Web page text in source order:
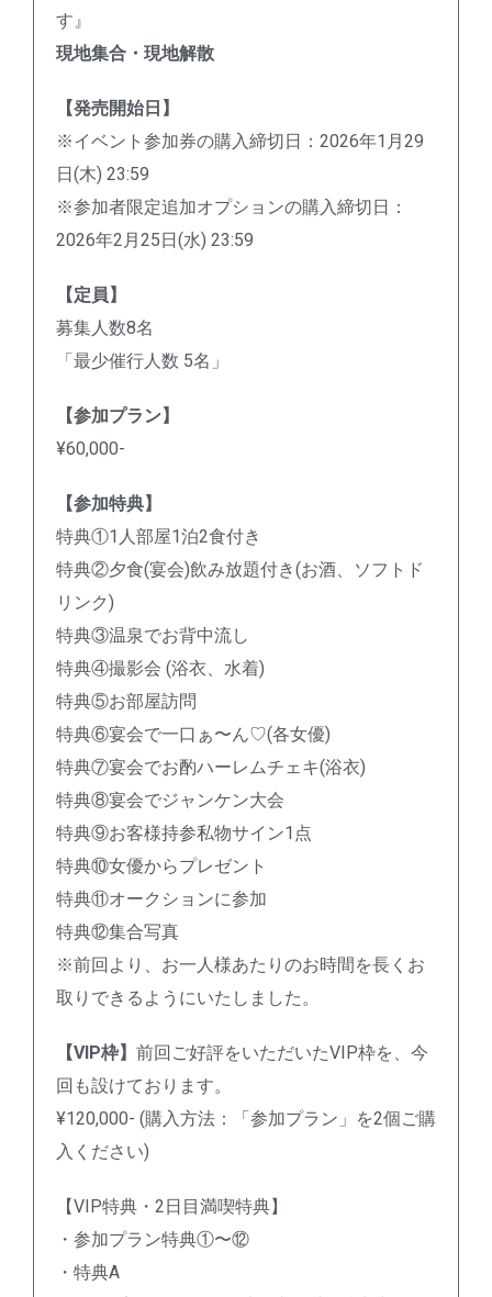
す』
現地集合・現地解散
【発売開始日】
※イベント参加券の購入締切日：2026年1月29
日(木) 23:59
※参加者限定追加オプションの購入締切日：
2026年2月25日(水) 23:59
【定員】
募集人数8名
「最少催行人数 5名」
【参加プラン】
¥60,000-
【参加特典】
特典①1人部屋1泊2食付き
特典②夕食(宴会)飲み放題付き(お酒、ソフトド
リンク)
特典③温泉でお背中流し
特典④撮影会 (浴衣、水着)
特典⑤お部屋訪問
特典⑥宴会で一口ぁ〜ん♡(各女優)
特典⑦宴会でお酌ハーレムチェキ(浴衣)
特典⑧宴会でジャンケン大会
特典⑨お客様持参私物サイン1点
特典⑩女優からプレゼント
特典⑪オークションに参加
特典⑫集合写真
※前回より、お一人様あたりのお時間を長くお
取りできるようにいたしました。
【VIP枠】 前回ご好評をいただいたVIP枠を、今
回も設けております。
¥120,000- (購入方法：「参加プラン」を2個ご購
入ください)
【VIP特典・2日目満喫特典】
・参加プラン特典①〜⑫
・特典A